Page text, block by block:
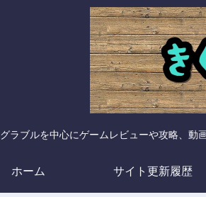
グラブルを中心にゲームレビューや攻略、動
ホーム サイト更新履歴